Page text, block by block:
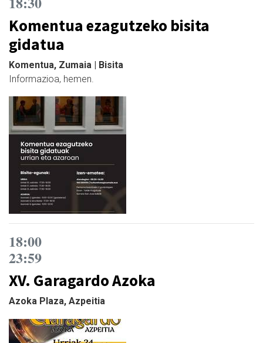
Komentua ezagutzeko bisita
gidatua
Komentua, Zumaia | Bisita
Informazioa, hemen.
18:00
23:59
XV. Garagardo Azoka
Azoka Plaza, Azpeitia